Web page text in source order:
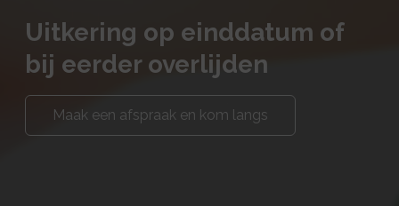
Uitkering op einddatum of
bij eerder overlijden
Maak een afspraak en kom langs